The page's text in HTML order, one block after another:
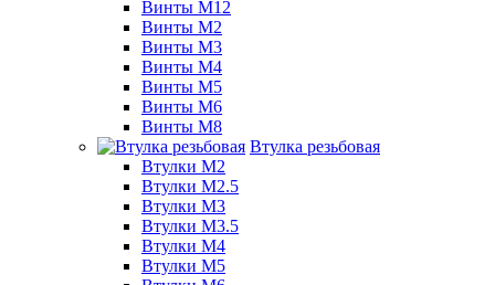
Винты М12
Винты М2
Винты М3
Винты М4
Винты М5
Винты М6
Винты М8
Втулка резьбовая
Втулки М2
Втулки М2.5
Втулки М3
Втулки М3.5
Втулки М4
Втулки М5